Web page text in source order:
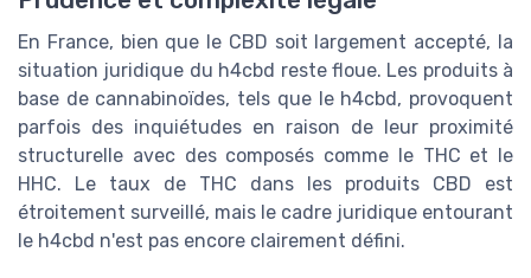
En France, bien que le CBD soit largement accepté, la
situation juridique du h4cbd reste floue. Les produits à
base de cannabinoïdes, tels que le h4cbd, provoquent
parfois des inquiétudes en raison de leur proximité
structurelle avec des composés comme le THC et le
HHC. Le taux de THC dans les produits CBD est
étroitement surveillé, mais le cadre juridique entourant
le h4cbd n'est pas encore clairement défini.